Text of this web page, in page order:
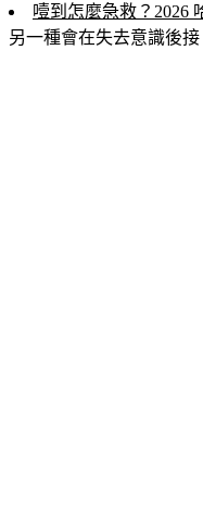
噎到怎麼急救？2026
另一種會在失去意識後